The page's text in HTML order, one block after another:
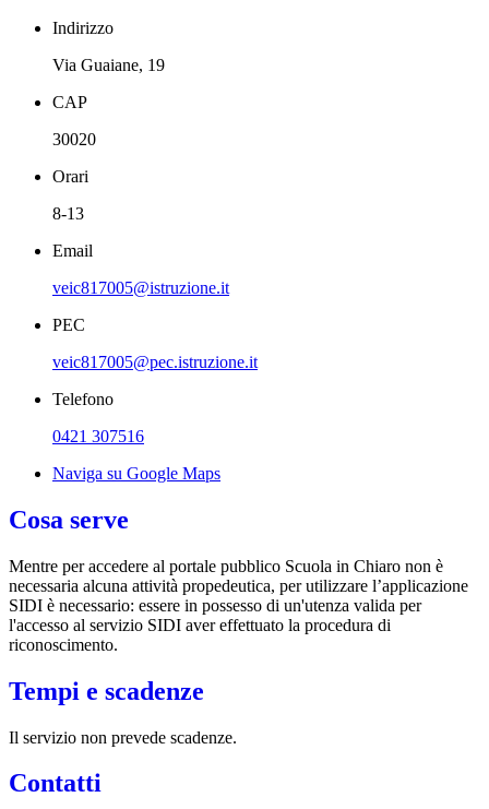
Indirizzo
Via Guaiane, 19
CAP
30020
Orari
8-13
Email
veic817005@istruzione.it
PEC
veic817005@pec.istruzione.it
Telefono
0421 307516
Naviga su Google Maps
Cosa serve
Mentre per accedere al portale pubblico Scuola in Chiaro non è
necessaria alcuna attività propedeutica, per utilizzare l’applicazione
SIDI è necessario: essere in possesso di un'utenza valida per
l'accesso al servizio SIDI aver effettuato la procedura di
riconoscimento.
Tempi e scadenze
Il servizio non prevede scadenze.
Contatti